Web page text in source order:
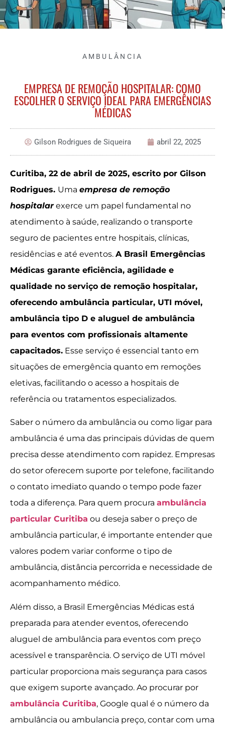
AMBULÂNCIA
EMPRESA DE REMOÇÃO HOSPITALAR: COMO
ESCOLHER O SERVIÇO IDEAL PARA EMERGÊNCIAS
MÉDICAS
Gilson Rodrigues de Siqueira abril 22, 2025
Curitiba, 22 de abril de 2025, escrito por Gilson
Rodrigues. Uma empresa de remoção
hospitalarexerce um papel fundamental no
atendimento à saúde, realizando o transporte
seguro de pacientes entre hospitais, clínicas,
residências e até eventos. A Brasil Emergências
Médicas garante eficiência, agilidade e
qualidade no serviço de remoção hospitalar,
oferecendo ambulância particular, UTI móvel,
ambulância tipo D e aluguel de ambulância
para eventos com profissionais altamente
capacitados. Esse serviço é essencial tanto em
situações de emergência quanto em remoções
eletivas, facilitando o acesso a hospitais de
referência ou tratamentos especializados.
Saber o número da ambulância ou como ligar para
ambulância é uma das principais dúvidas de quem
precisa desse atendimento com rapidez. Empresas
do setor oferecem suporte por telefone, facilitando
o contato imediato quando o tempo pode fazer
toda a diferença. Para quem procura ambulância
particular Curitiba ou deseja saber o preço de
ambulância particular, é importante entender que
valores podem variar conforme o tipo de
ambulância, distância percorrida e necessidade de
acompanhamento médico.
Além disso, a Brasil Emergências Médicas está
preparada para atender eventos, oferecendo
aluguel de ambulância para eventos com preço
acessível e transparência. O serviço de UTI móvel
particular proporciona mais segurança para casos
que exigem suporte avançado. Ao procurar por
ambulância Curitiba, Google qual é o número da
ambulância ou ambulancia preço, contar com uma